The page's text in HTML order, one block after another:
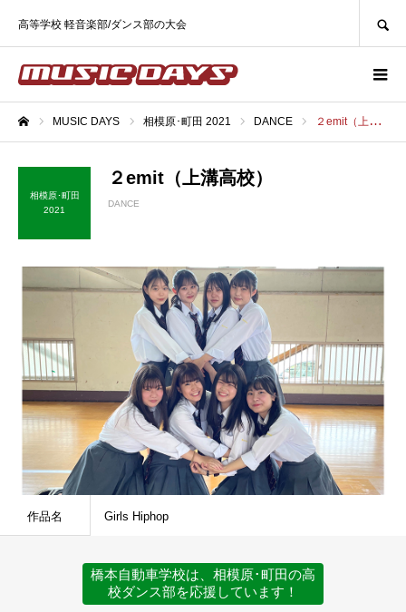
高等学校 軽音楽部/ダンス部の大会
MUSIC DAYS 相模原･町田 2021 DANCE ２emit（上溝高校）
相模原･町田
2021
２emit（上溝高校）
DANCE
作品名 Girls Hiphop
橋本自動車学校は、相模原･町田の高
校ダンス部を応援しています！